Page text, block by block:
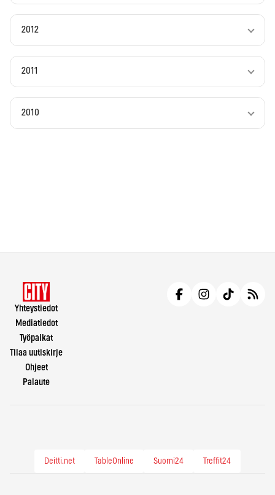
2012
2011
2010
Yhteystiedot
Mediatiedot
Työpaikat
Tilaa uutiskirje
Ohjeet
Palaute
Deitti.net TableOnline Suomi24 Treffit24